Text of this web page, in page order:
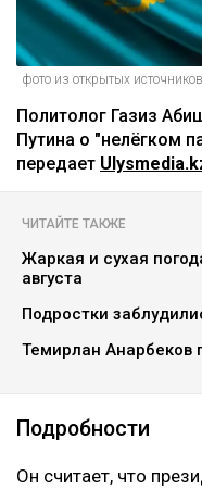
фото из открытых источников
Политолог Газиз
Путина о "нелёгком
передает
ЧИТАЙТЕ ТАКЖЕ
Жаркая и сухая
августа
Подростки
Темирлан Анарбеков
Подробности
Он считает, что